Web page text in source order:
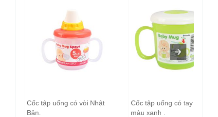
Cốc tập uống có vòi Nhật
Bản.
Cốc tập uống có tay cầm
màu xanh .